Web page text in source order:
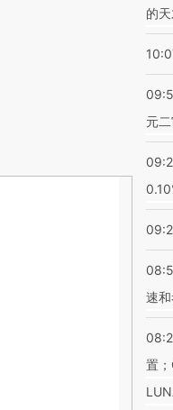
的
元
速
置